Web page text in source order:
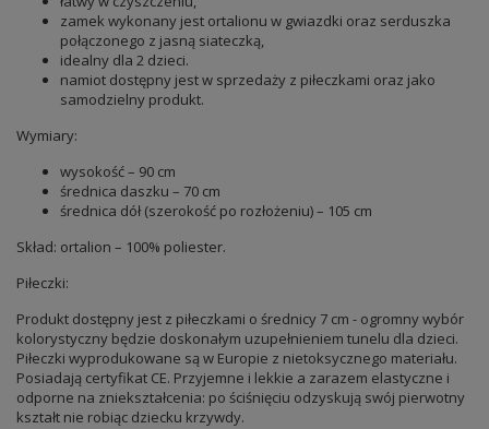
zamek wykonany jest ortalionu w gwiazdki oraz serduszka
połączonego z jasną siateczką,
idealny dla 2 dzieci.
namiot dostępny jest w sprzedaży z piłeczkami oraz jako
samodzielny produkt.
Wymiary:
wysokość – 90 cm
średnica daszku – 70 cm
średnica dół (szerokość po rozłożeniu) – 105 cm
Skład: ortalion – 100% poliester.
Piłeczki:
Produkt dostępny jest z piłeczkami o średnicy 7 cm - ogromny wybór
kolorystyczny będzie doskonałym uzupełnieniem tunelu dla dzieci.
Piłeczki wyprodukowane są w Europie z nietoksycznego materiału.
Posiadają certyfikat CE. Przyjemne i lekkie a zarazem elastyczne i
odporne na zniekształcenia: po ściśnięciu odzyskują swój pierwotny
kształt nie robiąc dziecku krzywdy.